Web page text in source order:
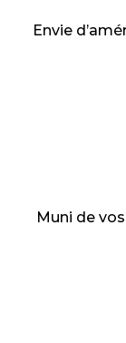
Envie
Muni de